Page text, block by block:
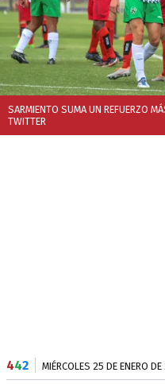
SARMIENTO SUMA UN REFUERZO
TWITTER
442 MIÉRCOLES 25 DE ENERO